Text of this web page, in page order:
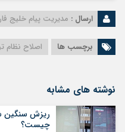
ارسال : مدیریت پیام خلیج
برچسب ها اصلاح نظام
نوشته های مشابه
ریزش
چیست؟